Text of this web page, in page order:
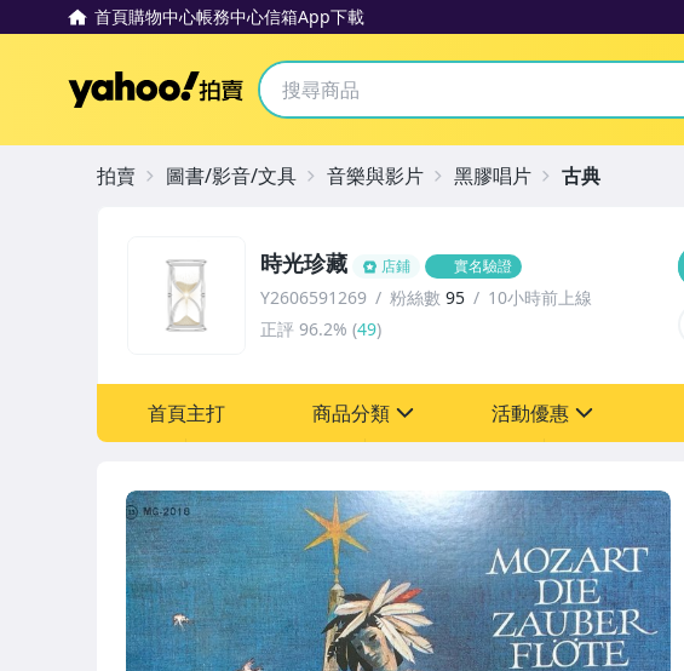
首頁購物中心帳務中心信箱App下載
Yahoo拍賣
時光珍藏 店鋪 實名驗證
Y2606591269 粉絲數 95
10小時前上線
正評 96.2% (49)
首頁主打 商品分類 活動優惠
[全店] 週年慶
拍賣 圖書/影音/文具 音樂與影片 黑膠唱片 古典